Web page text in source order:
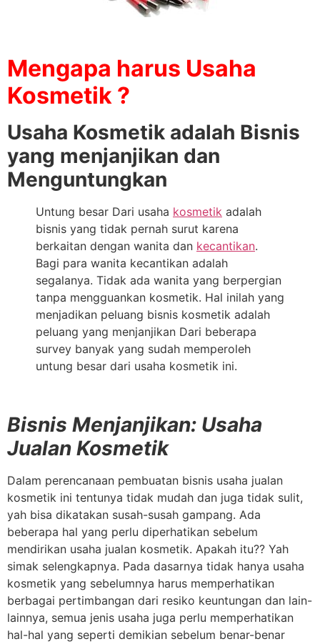
Mengapa harus Usaha
Kosmetik ?
Usaha Kosmetik adalah Bisnis
yang menjanjikan dan
Menguntungkan
Untung besar Dari usaha kosmetik adalah
bisnis yang tidak pernah surut karena
berkaitan dengan wanita dan kecantikan.
Bagi para wanita kecantikan adalah
segalanya. Tidak ada wanita yang berpergian
tanpa mengguankan kosmetik. Hal inilah yang
menjadikan peluang bisnis kosmetik adalah
peluang yang menjanjikan Dari beberapa
survey banyak yang sudah memperoleh
untung besar dari usaha kosmetik ini.
Bisnis Menjanjikan: Usaha
Jualan Kosmetik
Dalam perencanaan pembuatan bisnis usaha jualan
kosmetik ini tentunya tidak mudah dan juga tidak sulit,
yah bisa dikatakan susah-susah gampang. Ada
beberapa hal yang perlu diperhatikan sebelum
mendirikan usaha jualan kosmetik. Apakah itu?? Yah
simak selengkapnya. Pada dasarnya tidak hanya usaha
kosmetik yang sebelumnya harus memperhatikan
berbagai pertimbangan dari resiko keuntungan dan lain-
lainnya, semua jenis usaha juga perlu memperhatikan
hal-hal yang seperti demikian sebelum benar-benar